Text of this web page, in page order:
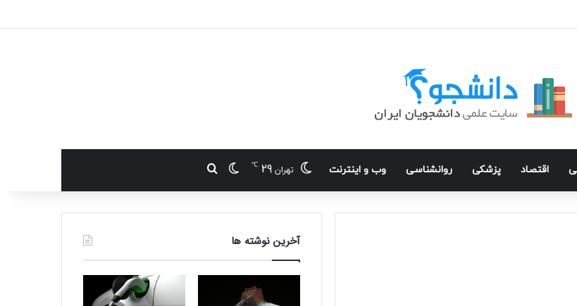
اقتصاد پزشکی روانشناسی وب و اینترنت تهران 29
℃ تغییر پوسته
جستجو برای
آخرین نوشته ها